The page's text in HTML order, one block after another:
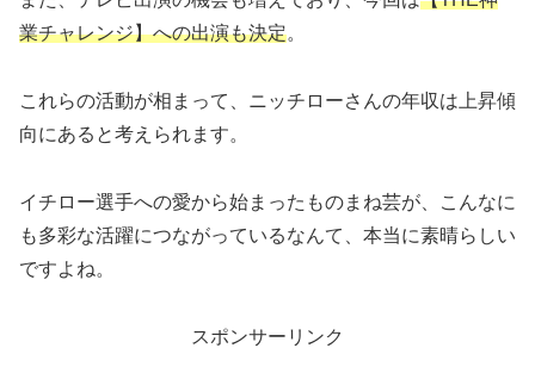
業チャレンジ】への出演も決定。
これらの活動が相まって、ニッチローさんの年収は上昇傾
向にあると考えられます。
イチロー選手への愛から始まったものまね芸が、こんなに
も多彩な活躍につながっているなんて、本当に素晴らしい
ですよね。
スポンサーリンク